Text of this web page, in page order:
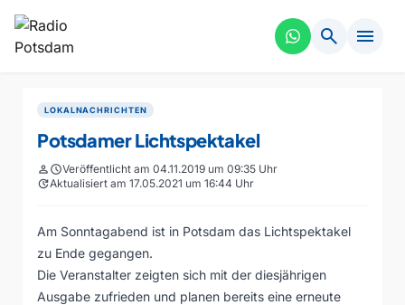
search menu
LOKALNACHRICHTEN
Potsdamer Lichtspektakel
personscheduleVeröffentlicht am 04.11.2019 um 09:35 Uhr
updateAktualisiert am 17.05.2021 um 16:44 Uhr
Am Sonntagabend ist in Potsdam das Lichtspektakel
zu Ende gegangen.
Die Veranstalter zeigten sich mit der diesjährigen
Ausgabe zufrieden und planen bereits eine erneute